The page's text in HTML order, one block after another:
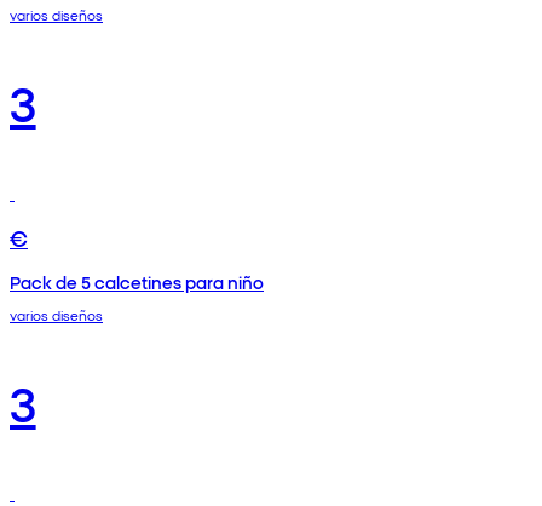
varios diseños
3
€
Pack de 5 calcetines para niño
varios diseños
3